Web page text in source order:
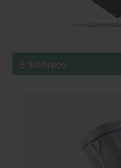
Enkelbrace